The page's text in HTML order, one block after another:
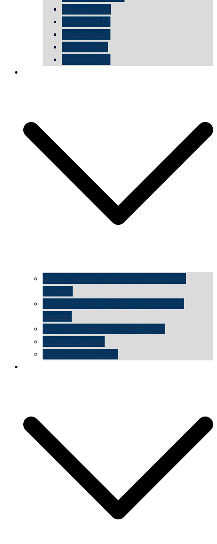
documenta 12
Documenta11
documenta dX
documenta IX
documenta d8
die vermessene mauer 1000 monochrome
Vintages
Die Berliner Mauer 1984 von Westen aus
gesehen
Place du Luxemburg 2009 (Brüssel)
30 Jahre Mauerfall
kunsttage basel 2021